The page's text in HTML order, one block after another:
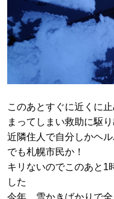
このあとすぐに近くに
まってしまい救助に駆
近隣住人で自分しかヘ
でも札幌市民か！
キリないのでこのあと1
した
今年、雪かきばかりで